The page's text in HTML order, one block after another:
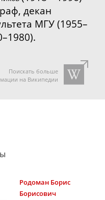
, декан
МГУ (1955–
Поискать больше
на Википедии
Родоман Борис
Борисович